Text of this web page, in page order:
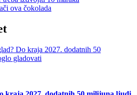
ova čokolada